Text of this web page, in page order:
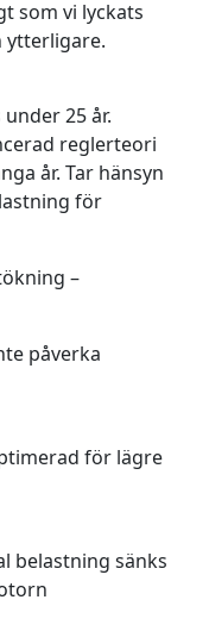
som vi lyckats
ytterligare.
25 år.
reglerteori
år. Tar hänsyn
för
–
påverka
för lägre
belastning sänks